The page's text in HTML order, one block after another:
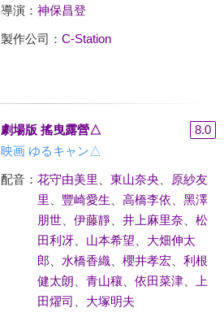
導演： 神保昌登
製作公司： C-Station
劇場版 搖曳露營△
8.0
映画 ゆるキャン△
配音： 花守由美里 東山奈央、
原紗友
里
豐崎愛生 高橋李依
黑澤
朋世、 伊藤靜、 井上麻里奈
松
田利冴、 山本希望
大畑伸太
郎
水橋香織、 櫻井孝宏
利根
健太朗
青山穰、 依田菜津、
上
田燿司
大塚明夫